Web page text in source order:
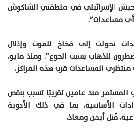
الإسرائيلي في منطقتي الشاكوش
مساعدات”.
تحولت إلى فخاخ للموت وإذلال
للذهاب بسبب الجوع”. ومنذ مايو،
منتظري المساعدات قرب هذه المراكز.
المستمر منذ عامين تقريبًا تسبب بنقص
الأساسية، بما في ذلك الأدوية
قُتل أيمن ومعاذ،